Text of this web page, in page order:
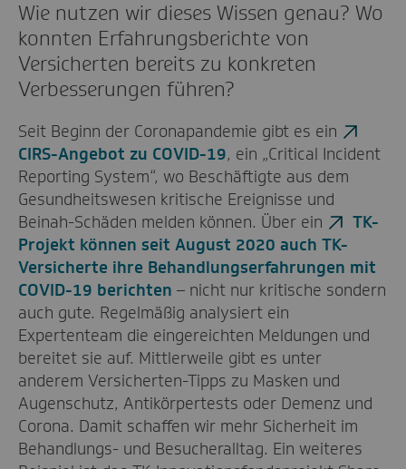
Wie nutzen wir dieses Wissen genau? Wo
konnten Erfahrungsberichte von
Versicherten bereits zu konkreten
Verbesserungen führen?
Seit Beginn der Coronapandemie gibt es ein
CIRS-Angebot zu COVID-19, ein „Critical Incident
Reporting System“, wo Beschäftigte aus dem
Gesundheitswesen kritische Ereignisse und
Beinah-Schäden melden können. Über ein
TK-
Projekt können seit August 2020 auch TK-
Versicherte ihre Behandlungserfahrungen mit
COVID-19 berichten – nicht nur kritische sondern
auch gute. Regelmäßig analysiert ein
Expertenteam die eingereichten Meldungen und
bereitet sie auf. Mittlerweile gibt es unter
anderem Versicherten-Tipps zu Masken und
Augenschutz, Antikörpertests oder Demenz und
Corona. Damit schaffen wir mehr Sicherheit im
Behandlungs- und Besucheralltag. Ein weiteres